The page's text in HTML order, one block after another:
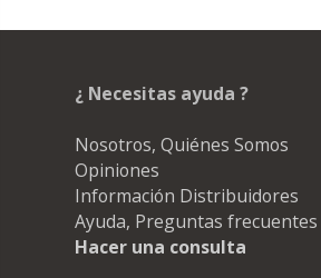
¿ Necesitas ayuda ?
Nosotros, Quiénes Somos
Opiniones
Información Distribuidores
Ayuda, Preguntas frecuentes
Hacer una consulta